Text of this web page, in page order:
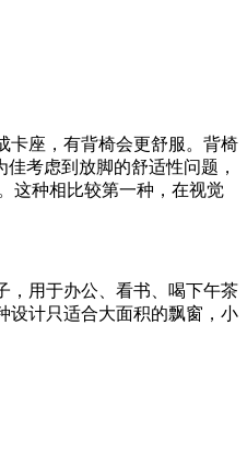
座，有背椅会更舒服。背椅
佳考虑到放脚的舒适性问题，
这种相比较第一种，在视觉
，用于办公、看书、喝下午茶
设计只适合大面积的飘窗，小